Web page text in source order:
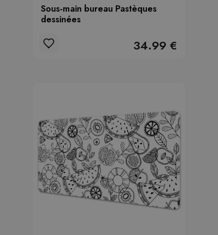
Sous-main bureau Pastèques
dessinées
34.99 €